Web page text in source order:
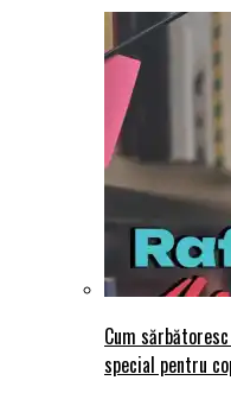
Cum
special pentru